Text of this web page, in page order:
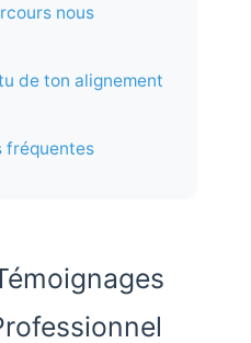
nous
de ton alignement
fréquentes